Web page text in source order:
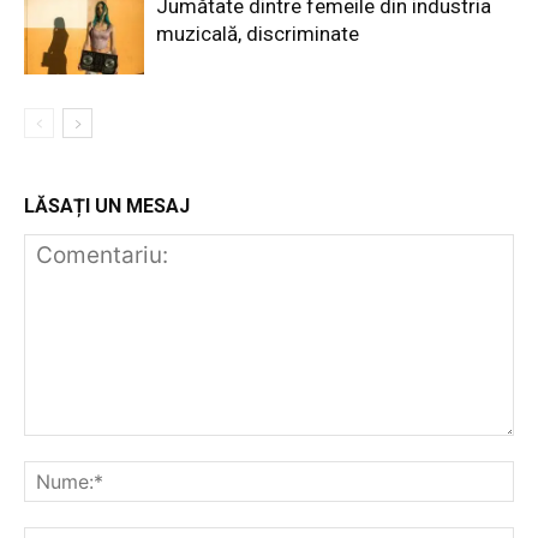
Jumătate dintre femeile din industria
muzicală, discriminate
LĂSAȚI UN MESAJ